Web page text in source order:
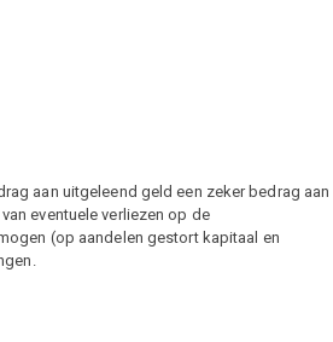
aan uitgeleend geld een zeker bedrag aan
eventuele verliezen op de
(op aandelen gestort kapitaal en